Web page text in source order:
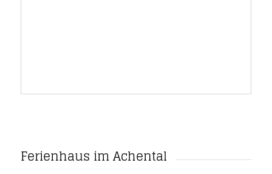
Ferienhaus im Achental